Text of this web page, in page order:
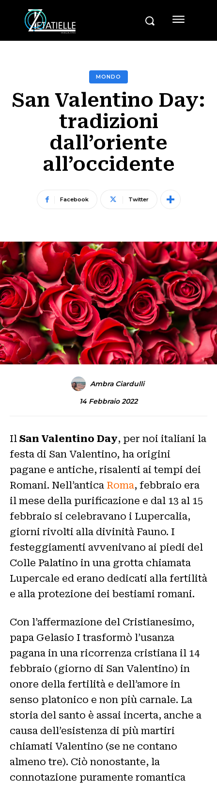
MONDO
San Valentino Day:
tradizioni
dall’oriente
all’occidente
Facebook Twitter
Ambra Ciardulli
14 Febbraio 2022
Il San Valentino Day, per noi italiani la
festa di San Valentino, ha origini
pagane e antiche, risalenti ai tempi dei
Romani. Nell’antica Roma, febbraio era
il mese della purificazione e dal 13 al 15
febbraio si celebravano i Lupercalia,
giorni rivolti alla divinità Fauno. I
festeggiamenti avvenivano ai piedi del
Colle Palatino in una grotta chiamata
Lupercale ed erano dedicati alla fertilità
e alla protezione dei bestiami romani.
Con l’affermazione del Cristianesimo,
papa Gelasio I trasformò l’usanza
pagana in una ricorrenza cristiana il 14
febbraio (giorno di San Valentino) in
onore della fertilità e dell’amore in
senso platonico e non più carnale. La
storia del santo è assai incerta, anche a
causa dell’esistenza di più martiri
chiamati Valentino (se ne contano
almeno tre). Ciò nonostante, la
connotazione puramente romantica